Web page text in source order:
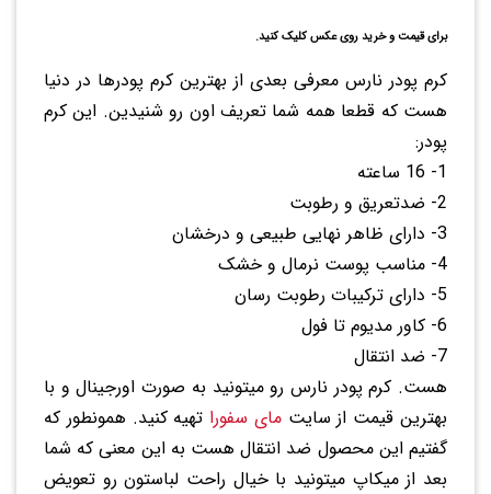
برای قیمت و خرید روی عکس کلیک کنید.
کرم پودر نارس معرفی بعدی از بهترین کرم پودرها در دنیا
هست که قطعا همه شما تعریف اون رو شنیدین. این کرم
پودر:
1- 16 ساعته
2- ضدتعریق و رطوبت
3- دارای ظاهر نهایی طبیعی و درخشان
4- مناسب پوست نرمال و خشک
5- دارای ترکیبات رطوبت رسان
6- کاور مدیوم تا فول
7- ضد انتقال
هست. کرم پودر نارس رو میتونید به صورت اورجینال و با
بهترین قیمت از سایتمای سفورا تهیه کنید. همونطور که
گفتیم این محصول ضد انتقال هست به این معنی که شما
بعد از میکاپ میتونید با خیال راحت لباستون رو تعویض